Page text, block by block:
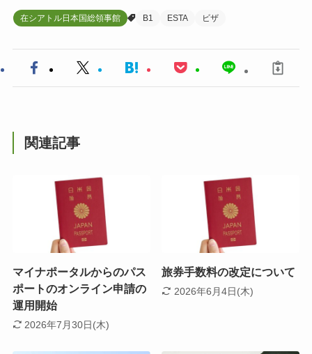
在シアトル日本国総領事館 B1 ESTA ビザ
関連記事
マイナポータルからのパス
ポートのオンライン申請の
運用開始
2026年7月30日(木)
旅券手数料の改定について
2026年6月4日(木)